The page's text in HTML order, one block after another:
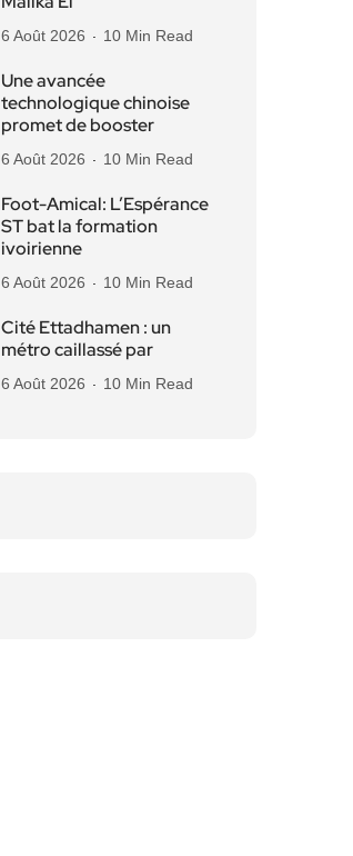
6 Août 2026 10 Min Read
Une avancée
technologique chinoise
promet de booster
6 Août 2026 10 Min Read
Foot-Amical: L’Espérance
ST bat la formation
ivoirienne
6 Août 2026 10 Min Read
Cité Ettadhamen : un
métro caillassé par
6 Août 2026 10 Min Read